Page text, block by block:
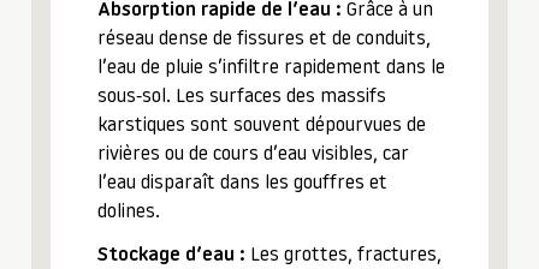
Absorption rapide de l’eau : Grâce à un
réseau dense de fissures et de conduits,
l’eau de pluie s’infiltre rapidement dans le
sous-sol. Les surfaces des massifs
karstiques sont souvent dépourvues de
rivières ou de cours d’eau visibles, car
l’eau disparaît dans les gouffres et
dolines.
Stockage d’eau : Les grottes, fractures,